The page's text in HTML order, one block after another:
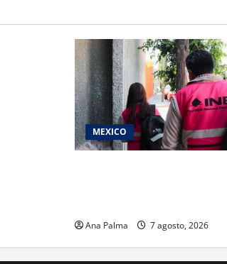
MEXICO
Ana Palma 7 agosto, 2026